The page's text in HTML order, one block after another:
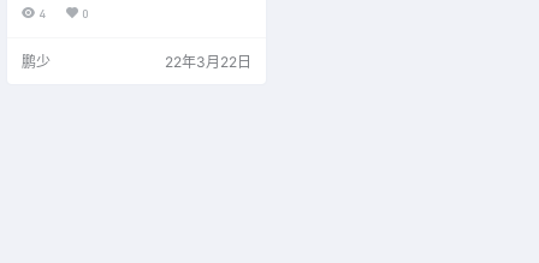
4 0
鹏少 22年3月22日